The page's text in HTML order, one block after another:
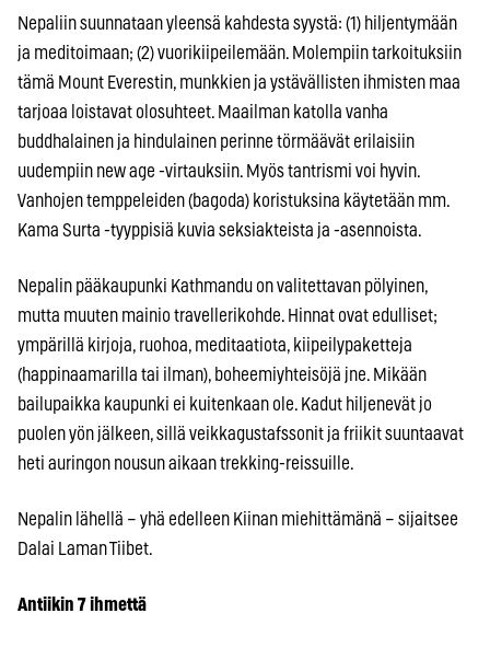
Nepaliin suunnataan yleensä kahdesta syystä: (1) hiljentymään
ja meditoimaan; (2) vuorikiipeilemään. Molempiin tarkoituksiin
tämä Mount Everestin, munkkien ja ystävällisten ihmisten maa
tarjoaa loistavat olosuhteet. Maailman katolla vanha
buddhalainen ja hindulainen perinne törmäävät erilaisiin
uudempiin new age -virtauksiin. Myös tantrismi voi hyvin.
Vanhojen temppeleiden (bagoda) koristuksina käytetään mm.
Kama Surta -tyyppisiä kuvia seksiakteista ja -asennoista.
Nepalin pääkaupunki Kathmandu on valitettavan pölyinen,
mutta muuten mainio travellerikohde. Hinnat ovat edulliset;
ympärillä kirjoja, ruohoa, meditaatiota, kiipeilypaketteja
(happinaamarilla tai ilman), boheemiyhteisöjä jne. Mikään
bailupaikka kaupunki ei kuitenkaan ole. Kadut hiljenevät jo
puolen yön jälkeen, sillä veikkagustafssonit ja friikit suuntaavat
heti auringon nousun aikaan trekking-reissuille.
Nepalin lähellä – yhä edelleen Kiinan miehittämänä – sijaitsee
Dalai Laman Tiibet.
Antiikin 7 ihmettä